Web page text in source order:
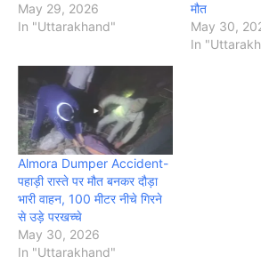
May 29, 2026
In "Uttarakhand"
मौत
May 30,
In
Almora Dumper Accident-
पहाड़ी रास्ते पर मौत बनकर दौड़ा
भारी वाहन, 100 मीटर नीचे गिरने
से उड़े परखच्चे
May 30, 2026
In "Uttarakhand"